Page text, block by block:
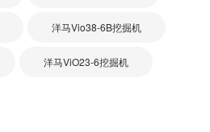
洋马Vio38-6B挖掘机
洋马ViO23-6挖掘机